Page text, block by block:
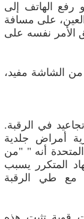
رفع الهاتف إلى
على مسافة
الأمر نفسه على
الشاشة مفيد،
في الرقبة.
أمراض جلدية
المتحدة أنه " "من
المتكرر يسبب
مع طي الرقبة